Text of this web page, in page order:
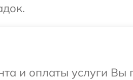
и оплаты услуги Вы